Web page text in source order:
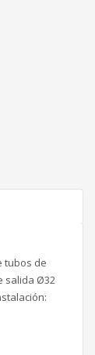
tubos de
salida Ø32